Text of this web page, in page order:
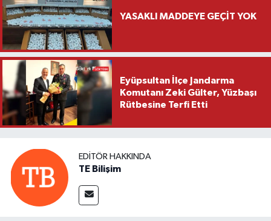
YASAKLI MADDEYE GEÇİT YOK
Eyüpsultan İlçe Jandarma
Komutanı Zeki Gülter, Yüzbaşı
Rütbesine Terfi Etti
EDITÖR HAKKINDA
TE Bilişim